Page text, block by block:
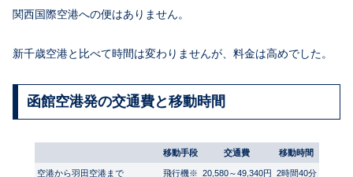
関西国際空港への便はありません。
新千歳空港と比べて時間は変わりませんが、料金は高めでした。
函館空港発の交通費と移動時間
移動手段 交通費 移動時間
空港から羽田空港まで 飛行機※ 20,580～49,340円 2時間40分